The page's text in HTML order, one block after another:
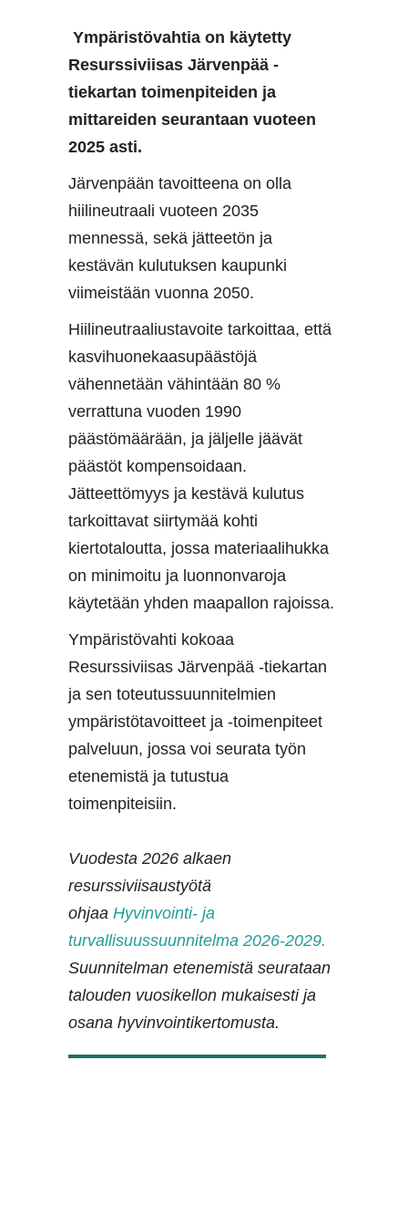
​Ympäristövahtia on käytetty
Resurssiviisas Järvenpää -
tiekartan toimenpiteiden ja
mittareiden seurantaan vuoteen
2025 asti.
Järvenpään tavoitteena on olla
hiilineutraali vuoteen 2035
mennessä, sekä jätteetön ja
kestävän kulutuksen kaupunki
viimeistään vuonna 2050.
Hiilineutraaliustavoite tarkoittaa, että
kasvihuonekaasupäästöjä
vähennetään vähintään 80 %
verrattuna vuoden 1990
päästömäärään, ja jäljelle jäävät
päästöt kompensoidaan.
Jätteettömyys ja kestävä kulutus
tarkoittavat siirtymää kohti
kiertotaloutta, jossa materiaalihukka
on minimoitu ja luonnonvaroja
käytetään yhden maapallon rajoissa.
Ympäristövahti kokoaa
Resurssiviisas Järvenpää -tiekartan
ja sen toteutussuunnitelmien
ympäristötavoitteet ja -toimenpiteet
palveluun, jossa voi seurata työn
etenemistä ja tutustua
toimenpiteisiin.
Vuodesta 2026 alkaen
resurssiviisaustyötä
ohjaa Hyvinvointi- ja
turvallisuussuunnitelma 2026-2029.
Suunnitelman etenemistä seurataan
talouden vuosikellon mukaisesti ja
osana hyvinvointikertomusta.